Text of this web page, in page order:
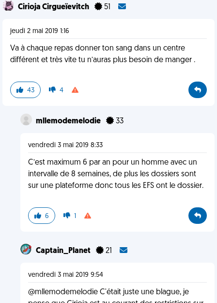
Cirioja Cirgueïevitch 51
jeudi 2 mai 2019 1:16
Va à chaque repas donner ton sang dans un centre
différent et très vite tu n’auras plus besoin de manger .
43 4
mllemodemelodie 33
vendredi 3 mai 2019 8:33
C’est maximum 6 par an pour un homme avec un
intervalle de 8 semaines, de plus les dossiers sont
sur une plateforme donc tous les EFS ont le dossier.
6 1
Captain_Planet 21
vendredi 3 mai 2019 9:54
@mllemodemelodie C'était juste une blague, je